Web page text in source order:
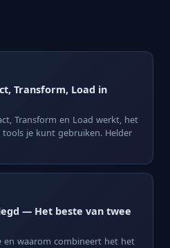
Transform, Load in
Transform en Load werkt, het
tools je kunt gebruiken. Helder
— Het beste van twee
en waarom combineert het het